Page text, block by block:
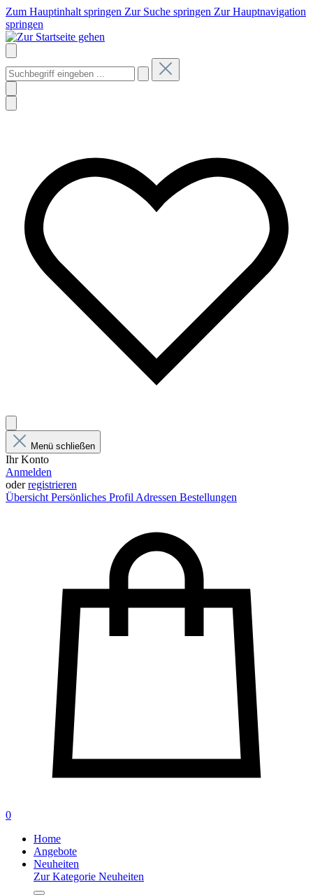
Zum Hauptinhalt springen Zur Suche springen Zur Hauptnavigation
springen
Menü schließen
Ihr Konto
Anmelden
oderregistrieren
Übersicht Persönliches Profil Adressen Bestellungen
0
Home
Angebote
Neuheiten
Zur Kategorie Neuheiten